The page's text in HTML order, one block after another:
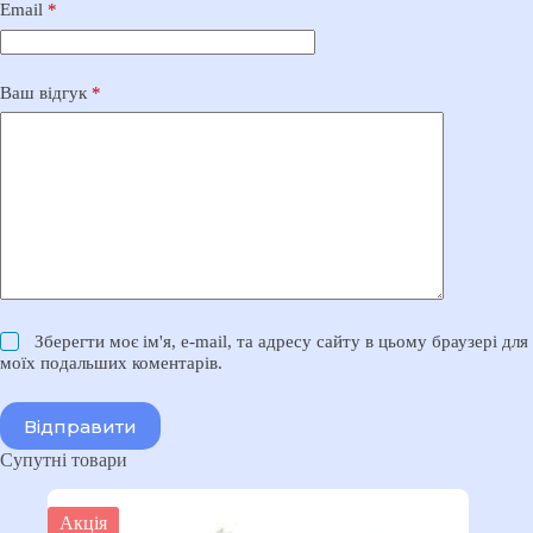
Email *
Ваш відгук *
Зберегти моє ім'я, e-mail, та адресу сайту в цьому браузері для
моїх подальших коментарів.
Відправити
Супутні товари
Акція